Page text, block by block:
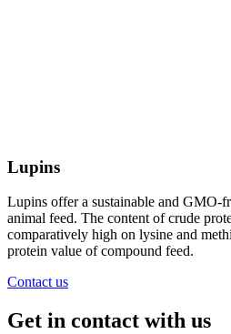
Lupins
Lupins offer a sustainable and GMO-
animal feed. The content of crude
comparatively high on lysine and
protein value of compound feed.
Contact us
Get in contact with us